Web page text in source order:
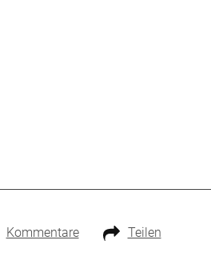
Kommentare Teilen